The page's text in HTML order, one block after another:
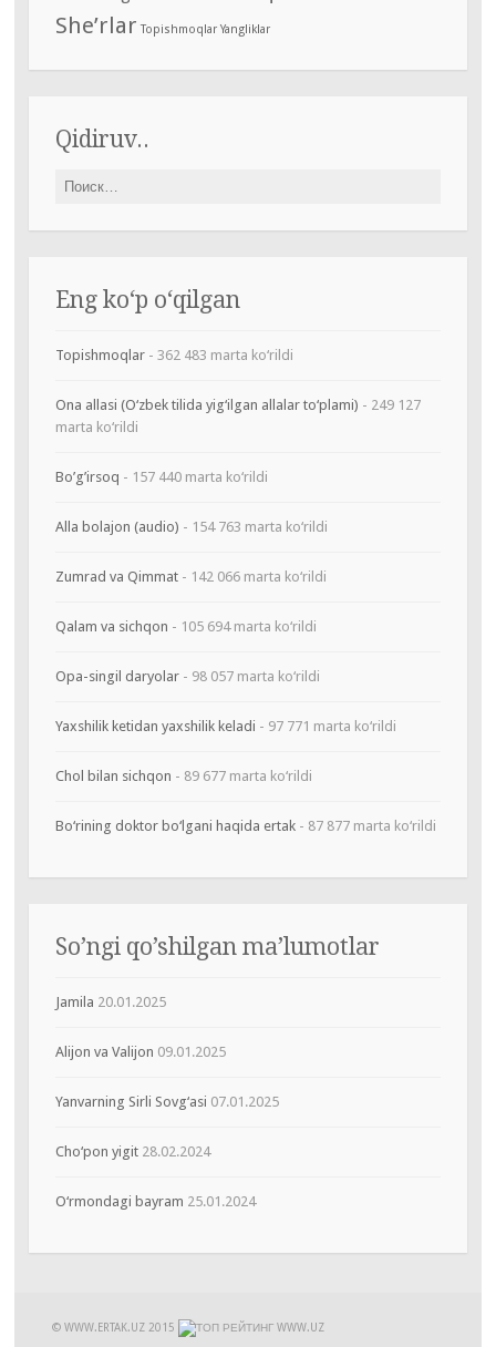
She’rlar Topishmoqlar Yangliklar
Qidiruv..
Найти:
Eng ko‘p o‘qilgan
Topishmoqlar- 362 483 marta ko‘rildi
Ona allasi (O‘zbek tilida yig‘ilgan allalar to‘plami) - 249 127
marta ko‘rildi
Bo’g’irsoq - 157 440 marta ko‘rildi
Alla bolajon (audio) - 154 763 marta ko‘rildi
Zumrad va Qimmat- 142 066 marta ko‘rildi
Qalam va sichqon - 105 694 marta ko‘rildi
Opa-singil daryolar- 98 057 marta ko‘rildi
Yaxshilik ketidan yaxshilik keladi - 97 771 marta ko‘rildi
Chol bilan sichqon - 89 677 marta ko‘rildi
Bo‘rining doktor bo‘lgani haqida ertak- 87 877 marta ko‘rildi
So’ngi qo’shilgan ma’lumotlar
Jamila 20.01.2025
Alijon va Valijon 09.01.2025
Yanvarning Sirli Sovg‘asi 07.01.2025
Cho‘pon yigit 28.02.2024
O‘rmondagi bayram 25.01.2024
© WWW.ERTAK.UZ 2015